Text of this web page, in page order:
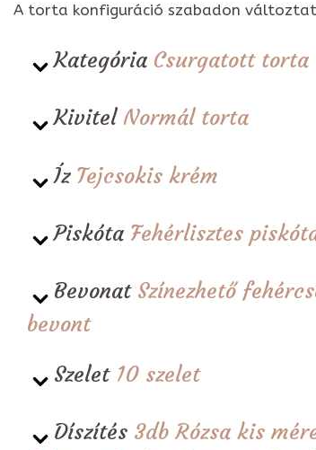
A torta konfiguráció szabadon
Kategória Csurgatott torta
Kivitel Normál torta
Íz Tejcsokis krém
Piskóta Fehérlisztes
Bevonat Színezhető
bevont
Szelet 10 szelet
Díszítés 3db Rózsa kis